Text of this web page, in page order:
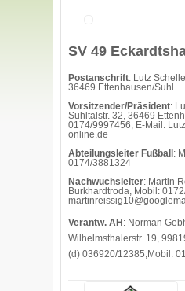
SV 49
Postanschrift: Lutz
36469 Ettenhausen/Suhl
Vorsitzender/Präsident:
Suhltalstr. 32, 36469
0174/9997456, E-Mail:
online.de
Abteilungsleiter Fußball :
0174/3881324
Nachwuchsleiter: Martin
Burkhardtroda, Mobil:
Verantw. AH : Norman
Wilhelmsthalerstr. 19,
(d) 036920/12385,Mobil: